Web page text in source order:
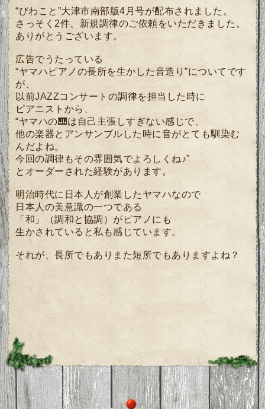
“びわこと”大津市南部版4月号が配布されました。
さっそく2件、新規調律のご依頼をいただきました。
ありがとうございます。
広告でうたっている
“ヤマハピアノの長所を生かした音造り”についてです
が、
以前JAZZコンサートの調律を担当した時に
ピアニストから、
“ヤマハの🎹は自己主張しすぎない感じで、
他の楽器とアンサンブルした時に音がとても馴染む
んだよね。
今回の調律もその雰囲気でよろしくね♪”
とオーダーされた経験があります。
明治時代に日本人が創業したヤマハなので
日本人の美意識の一つである
「和」（調和と協調）がピアノにも
生かされていると私も感じています。
それが、長所でもありまた短所でもありますよね？